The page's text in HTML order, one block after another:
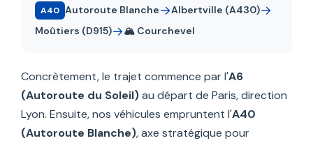
A40 Autoroute Blanche→Albertville (A430)→
Moûtiers (D915)→🏔️ Courchevel
Concrètement, le trajet commence par l'A6
(Autoroute du Soleil)au départ de Paris, direction
Lyon. Ensuite, nos véhicules empruntent l'A40
(Autoroute Blanche), axe stratégique pour